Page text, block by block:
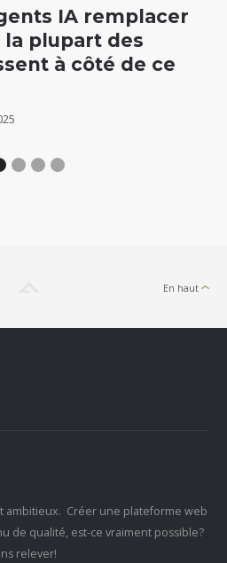
IA remplacer
plupart des
à côté de ce
En haut
ambitieux. Créer une plateforme web
de qualité, est-ce vraiment possible?
relever!